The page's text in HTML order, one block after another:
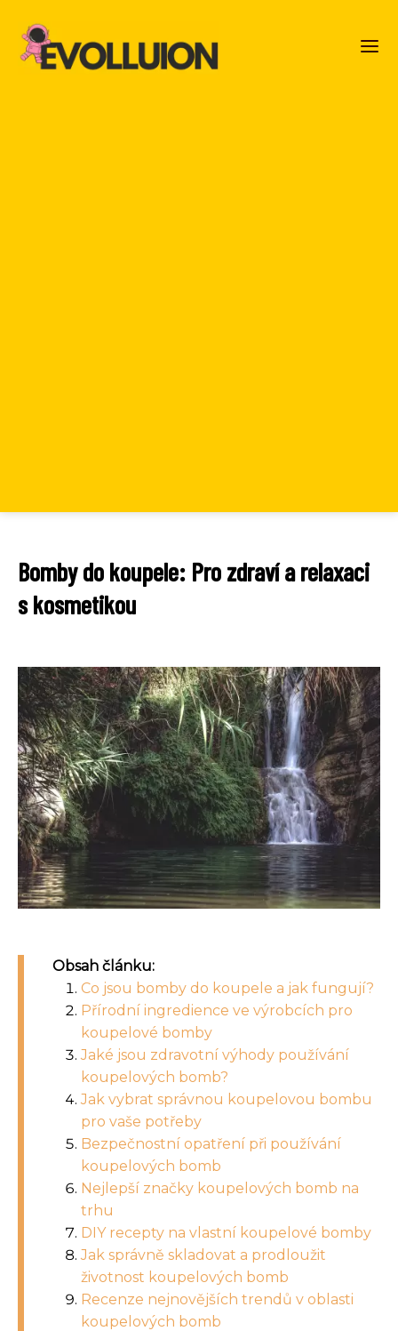
Bomby do koupele: Pro zdraví a relaxaci
s kosmetikou
Obsah článku:
Co jsou bomby do koupele a jak fungují?
Přírodní ingredience ve výrobcích pro
koupelové bomby
Jaké jsou zdravotní výhody používání
koupelových bomb?
Jak vybrat správnou koupelovou bombu
pro vaše potřeby
Bezpečnostní opatření při používání
koupelových bomb
Nejlepší značky koupelových bomb na
trhu
DIY recepty na vlastní koupelové bomby
Jak správně skladovat a prodloužit
životnost koupelových bomb
Recenze nejnovějších trendů v oblasti
koupelových bomb